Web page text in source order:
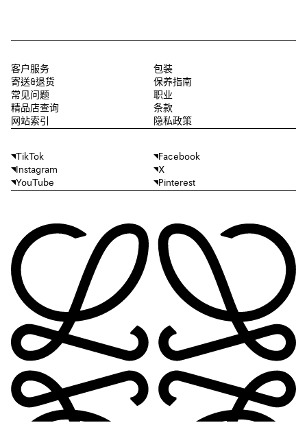
客户服务
寄送&退货
常见问题
精品店查询
网站索引
包装
保养指南
职业
条款
隐私政策
TikTok
Facebook
Instagram
X
YouTube
Pinterest